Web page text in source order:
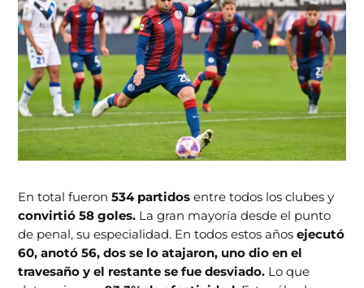
En total fueron534 partidosentre todos los clubes y
convirtió 58 goles. La gran mayoría desde el punto
de penal, su especialidad. En todos estos años ejecutó
60, anotó 56, dos se lo atajaron, uno dio en el
travesaño y el restante se fue desviado. Lo que